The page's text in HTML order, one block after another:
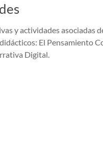
y actividades asociadas
El Pensamiento
Digital.